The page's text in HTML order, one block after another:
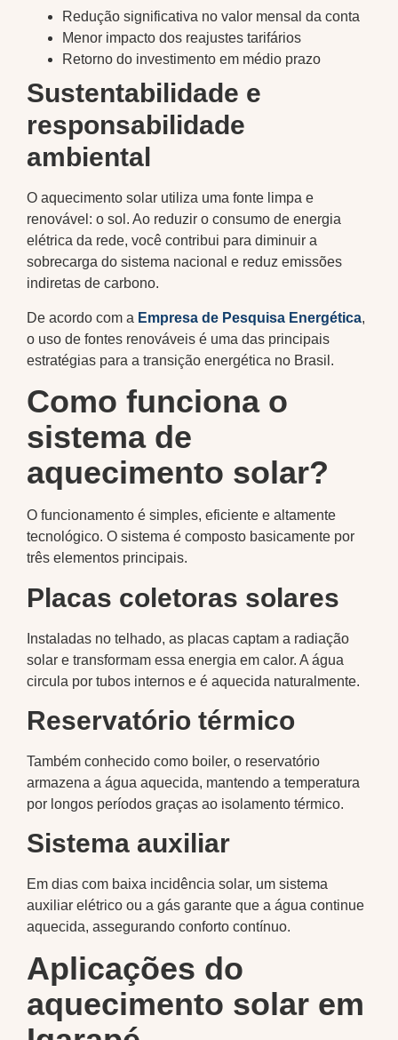
Redução significativa no valor mensal da conta
Menor impacto dos reajustes tarifários
Retorno do investimento em médio prazo
Sustentabilidade e
responsabilidade
ambiental
O aquecimento solar utiliza uma fonte limpa e
renovável: o sol. Ao reduzir o consumo de energia
elétrica da rede, você contribui para diminuir a
sobrecarga do sistema nacional e reduz emissões
indiretas de carbono.
De acordo com a Empresa de Pesquisa Energética,
o uso de fontes renováveis é uma das principais
estratégias para a transição energética no Brasil.
Como funciona o
sistema de
aquecimento solar?
O funcionamento é simples, eficiente e altamente
tecnológico. O sistema é composto basicamente por
três elementos principais.
Placas coletoras solares
Instaladas no telhado, as placas captam a radiação
solar e transformam essa energia em calor. A água
circula por tubos internos e é aquecida naturalmente.
Reservatório térmico
Também conhecido como boiler, o reservatório
armazena a água aquecida, mantendo a temperatura
por longos períodos graças ao isolamento térmico.
Sistema auxiliar
Em dias com baixa incidência solar, um sistema
auxiliar elétrico ou a gás garante que a água continue
aquecida, assegurando conforto contínuo.
Aplicações do
aquecimento solar em